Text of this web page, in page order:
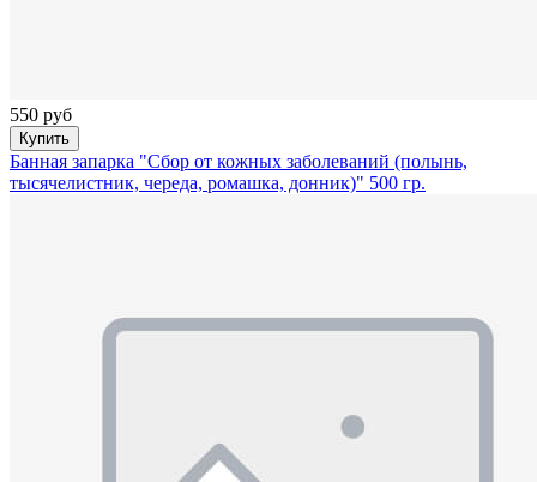
550 руб
Купить
Банная запарка "Сбор от кожных заболеваний (полынь,
тысячелистник, череда, ромашка, донник)" 500 гр.